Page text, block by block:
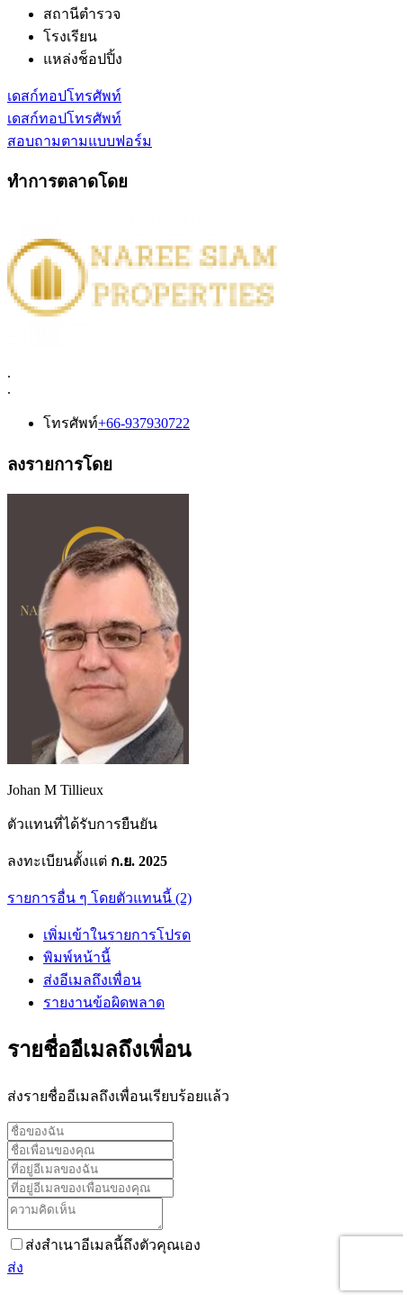
สถานีตำรวจ
โรงเรียน
แหล่งช็อปปิ้ง
เดสก์ทอปโทรศัพท์
เดสก์ทอปโทรศัพท์
สอบถามตามแบบฟอร์ม
ทำการตลาดโดย
.
.
โทรศัพท์+66-937930722
ลงรายการโดย
Johan M Tillieux
ตัวแทนที่ได้รับการยืนยัน
ลงทะเบียนตั้งแต่ ก.ย. 2025
รายการอื่น ๆ โดยตัวแทนนี้ (2)
เพิ่มเข้าในรายการโปรด
พิมพ์หน้านี้
ส่งอีเมลถึงเพื่อน
รายงานข้อผิดพลาด
รายชื่ออีเมลถึงเพื่อน
ส่งรายชื่ออีเมลถึงเพื่อนเรียบร้อยแล้ว
ส่งสำเนาอีเมลนี้ถึงตัวคุณเอง
ส่ง